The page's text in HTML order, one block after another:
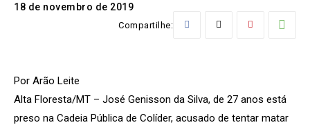
18 de novembro de 2019
Compartilhe:
Por Arão Leite
Alta Floresta/MT – José Genisson da Silva, de 27 anos está
preso na Cadeia Pública de Colíder, acusado de tentar matar